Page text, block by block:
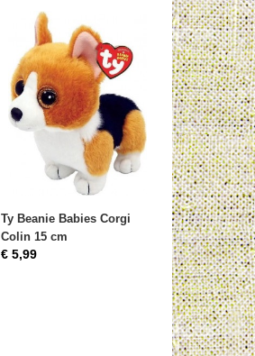
Ty Beanie Babies Corgi
Colin 15 cm
€ 5,99